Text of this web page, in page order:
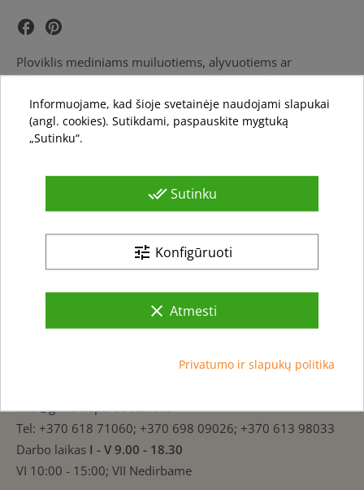
Ploviklis mediniams muiluotiems, alyvuotiems ar
lakuotiems paviršiams. Taip pat gali būti naudojamas
medinių sienų ar baldų valymui.
Pagaminta Danijoje
info@grinduisparduotuve.lt
Tel: +370 618 71060; +370 698 09026; +370 613 98033
Darbo laikas I - V 9.00 - 18.30
VI 10:00 - 15:00; VII Nedirbame
Informuojame, kad šioje svetainėje naudojami slapukai
(angl. cookies). Sutikdami, paspauskite mygtuką
„Sutinku“.
done_all Sutinku
tune Konfigūruoti
clear Atmesti
Privatumo ir slapukų politika